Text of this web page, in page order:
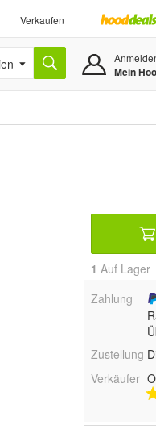
Verkaufen
Mein
1 Auf Lager
Zahlung
Zustellung
Verkäufer